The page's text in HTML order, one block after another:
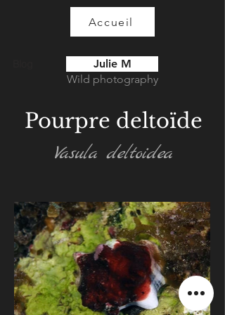
Accueil
Julie M
Wild photography
Pourpre deltoïde
Vasula deltoidea